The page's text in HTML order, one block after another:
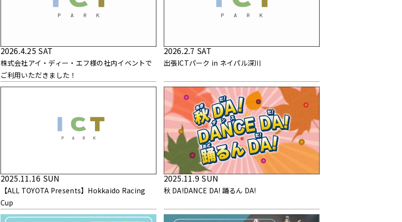
2026.4.25 SAT
株式会社アイ・ディー・エフ様の社内イベントで
ご利用いただきました！
2026.2.7 SAT
出張ICTパーク in ネイパル深川
2025.11.16 SUN
【ALL TOYOTA Presents】Hokkaido Racing
Cup
2025.11.9 SUN
秋 DA!DANCE DA! 踊るん DA!